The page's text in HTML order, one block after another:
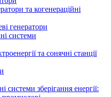
та когенераційні
генератори
системи
та сонячні станції
системи зберігання енергії: